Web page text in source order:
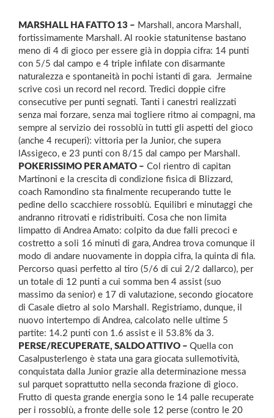
MARSHALL HA FATTO 13 – Marshall, ancora Marshall,
fortissimamente Marshall. Al rookie statunitense bastano
meno di 4 di gioco per essere già in doppia cifra: 14 punti
con 5/5 dal campo e 4 triple infilate con disarmante
naturalezza e spontaneità in pochi istanti di gara. Jermaine
scrive così un record nel record. Tredici doppie cifre
consecutive per punti segnati. Tanti i canestri realizzati
senza mai forzare, senza mai togliere ritmo ai compagni, ma
sempre al servizio dei rossoblù in tutti gli aspetti del gioco
(anche 4 recuperi): vittoria per la Junior, che supera
lAssigeco, e 23 punti con 8/15 dal campo per Marshall.
POKERISSIMO PER AMATO – Col rientro di capitan
Martinoni e la crescita di condizione fisica di Blizzard,
coach Ramondino sta finalmente recuperando tutte le
pedine dello scacchiere rossoblù. Equilibri e minutaggi che
andranno ritrovati e ridistribuiti. Cosa che non limita
limpatto di Andrea Amato: colpito da due falli precoci e
costretto a soli 16 minuti di gara, Andrea trova comunque il
modo di andare nuovamente in doppia cifra, la quinta di fila.
Percorso quasi perfetto al tiro (5/6 di cui 2/2 dallarco), per
un totale di 12 punti a cui somma ben 4 assist (suo
massimo da senior) e 17 di valutazione, secondo giocatore
di Casale dietro al solo Marshall. Registriamo, dunque, il
nuovo intertempo di Andrea, calcolato nelle ultime 5
partite: 14.2 punti con 1.6 assist e il 53.8% da 3.
PERSE/RECUPERATE, SALDO ATTIVO – Quella con
Casalpusterlengo è stata una gara giocata sullemotività,
conquistata dalla Junior grazie alla determinazione messa
sul parquet soprattutto nella seconda frazione di gioco.
Frutto di questa grande energia sono le 14 palle recuperate
per i rossoblù, a fronte delle sole 12 perse (contro le 20